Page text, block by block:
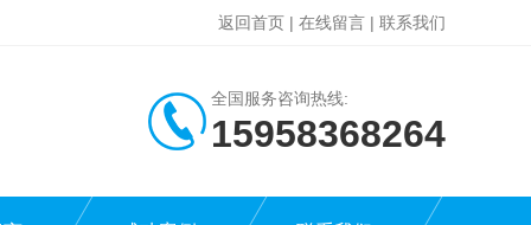
返回首页 | 在线留言 | 联系我们
全国服务咨询热线:
15958368264